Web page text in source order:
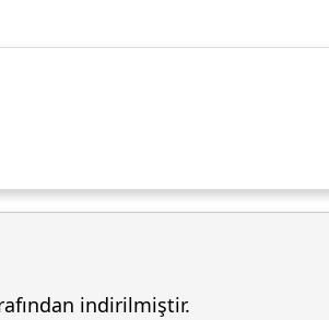
indirilmiştir.